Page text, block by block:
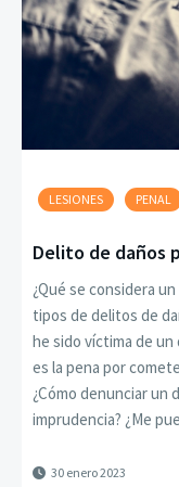
LESIONES PENAL
Delito de daños
¿Qué se considera
tipos de delitos de
he sido víctima de un
es la pena por
¿Cómo denunciar un
imprudencia? ¿Me
30 enero 2023